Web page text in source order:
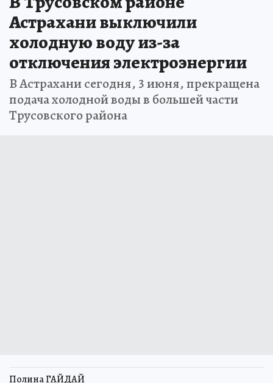
Астрахани выключили
холодную воду из-за
отключения электроэнергии
В Астрахани сегодня, 3 июня, прекращена
подача холодной воды в большей части
Трусовского района
Полина ГАЙДАЙ